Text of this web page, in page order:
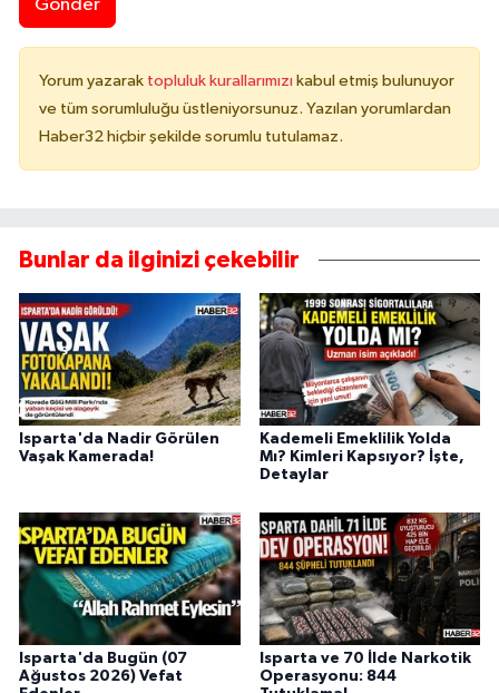
Gönder
Yorum yazarak topluluk kurallarımızı kabul etmiş bulunuyor
ve tüm sorumluluğu üstleniyorsunuz. Yazılan yorumlardan
Haber32 hiçbir şekilde sorumlu tutulamaz.
Bunlar da ilginizi çekebilir
Isparta'da Nadir Görülen
Vaşak Kamerada!
Kademeli Emeklilik Yolda
Mı? Kimleri Kapsıyor? İşte,
Detaylar
Isparta'da Bugün (07
Ağustos 2026) Vefat
Isparta ve 70 İlde Narkotik
Operasyonu: 844